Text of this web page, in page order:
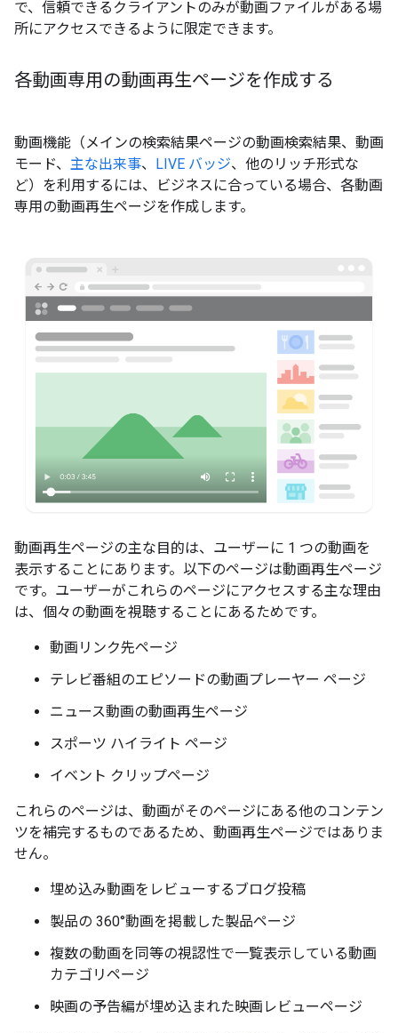
で、信頼できるクライアントのみが動画ファイルがある場
所にアクセスできるように限定できます。
各動画専用の動画再生ページを作成する
動画機能（メインの検索結果ページの動画検索結果、動画
モード、 主な出来事、 LIVE バッジ、他のリッチ形式な
ど）を利用するには、ビジネスに合っている場合、各動画
専用の動画再生ページを作成します。
動画再生ページの主な目的は、ユーザーに 1 つの動画を
表示することにあります。以下のページは動画再生ページ
です。ユーザーがこれらのページにアクセスする主な理由
は、個々の動画を視聴することにあるためです。
動画リンク先ページ
テレビ番組のエピソードの動画プレーヤー ページ
ニュース動画の動画再生ページ
スポーツ ハイライト ページ
イベント クリップページ
これらのページは、動画がそのページにある他のコンテン
ツを補完するものであるため、動画再生ページではありま
せん。
埋め込み動画をレビューするブログ投稿
製品の 360°動画を掲載した製品ページ
複数の動画を同等の視認性で一覧表示している動画
カテゴリページ
映画の予告編が埋め込まれた映画レビューページ